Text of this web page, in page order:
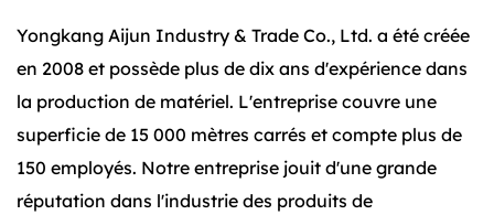
et personnalisés. De sa base en liège souple à ses
performances thermiques, chaque détail est conçu
pour votre commodité et votre plaisir. Améliorez
votre jeu d'hydratation avec cette version moderne
de la bouteille de cola classique et faites
l'expérience d'un rafraîchissement comme jamais
Yongkang Aijun Industry & Trade Co., Ltd. a été créée
en 2008 et possède plus de dix ans d'expérience dans
la production de matériel. L'entreprise couvre une
superficie de 15 000 mètres carrés et compte plus de
150 employés. Notre entreprise jouit d'une grande
réputation dans l'industrie des produits de